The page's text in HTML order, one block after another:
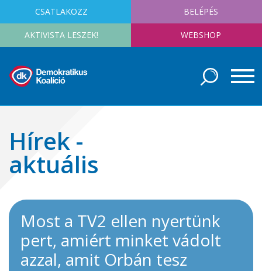
CSATLAKOZZ BELÉPÉS
AKTIVISTA LESZEK! WEBSHOP
Hírek -
aktuális
Most a TV2 ellen nyertünk
pert, amiért minket vádolt
azzal, amit Orbán tesz